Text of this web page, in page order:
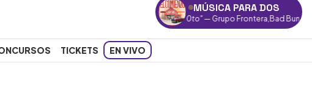
MÚSICA PARA DOS
"Un x100to"— Grupo Frontera,Bad Bunny
TICKETS EN VIVO